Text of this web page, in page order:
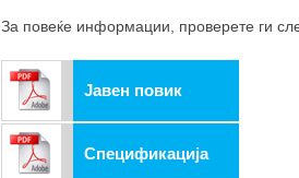
За повеќе информации, проверете ги
Јавен повик
Спецификација